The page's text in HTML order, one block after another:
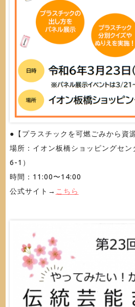
●【プラスチックを可燃ごみから資
場所：イオン板橋ショッピングセ
6-1）
時間：11:00〜14:00
公式サイト→ こちら